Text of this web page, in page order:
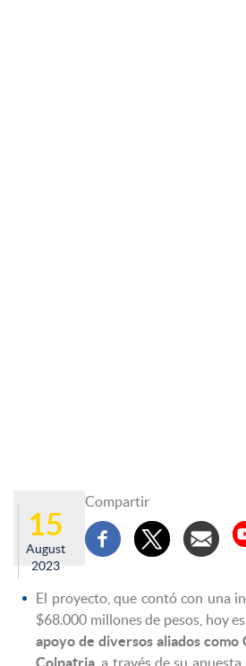
15
August
2023
Compartir
El proyecto, que contó con una
$68.000 millones de pesos, hoy
apoyo de diversos aliados como
Colpatria , a través de su